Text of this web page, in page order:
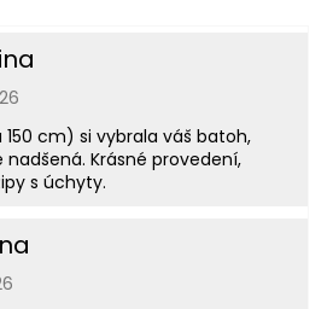
obchodu je 5 z 5 hvězdiček.
150 cm) si vybrala váš batoh,
nadšená. Krásné provedení,
s úchyty.
obchodu je 5 z 5 hvězdiček.